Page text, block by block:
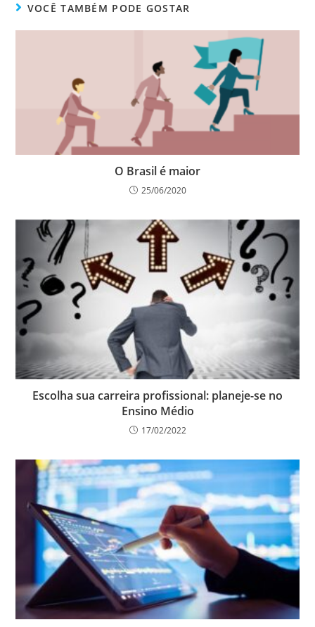
VOCÊ TAMBÉM PODE GOSTAR
O Brasil é maior
25/06/2020
Escolha sua carreira profissional: planeje-se no
Ensino Médio
17/02/2022